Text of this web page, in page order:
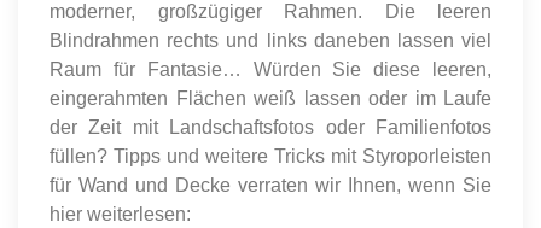
moderner, großzügiger Rahmen. Die leeren
Blindrahmen rechts und links daneben lassen viel
Raum für Fantasie… Würden Sie diese leeren,
eingerahmten Flächen weiß lassen oder im Laufe
der Zeit mit Landschaftsfotos oder Familienfotos
füllen? Tipps und weitere Tricks mit Styroporleisten
für Wand und Decke verraten wir Ihnen, wenn Sie
hier weiterlesen: